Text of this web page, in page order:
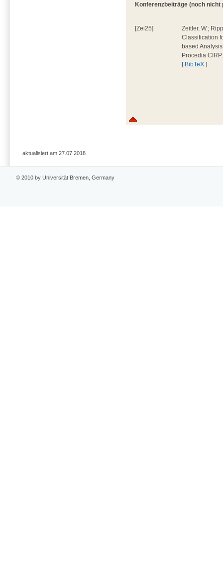
Konferenzbeiträge (noch nicht
[Zei25]
Zeitler, W.;
Classification
based
Procedia
[ BibTeX ]
aktualisiert am 27.07.2018
© 2010 by Universität Bremen, Germany